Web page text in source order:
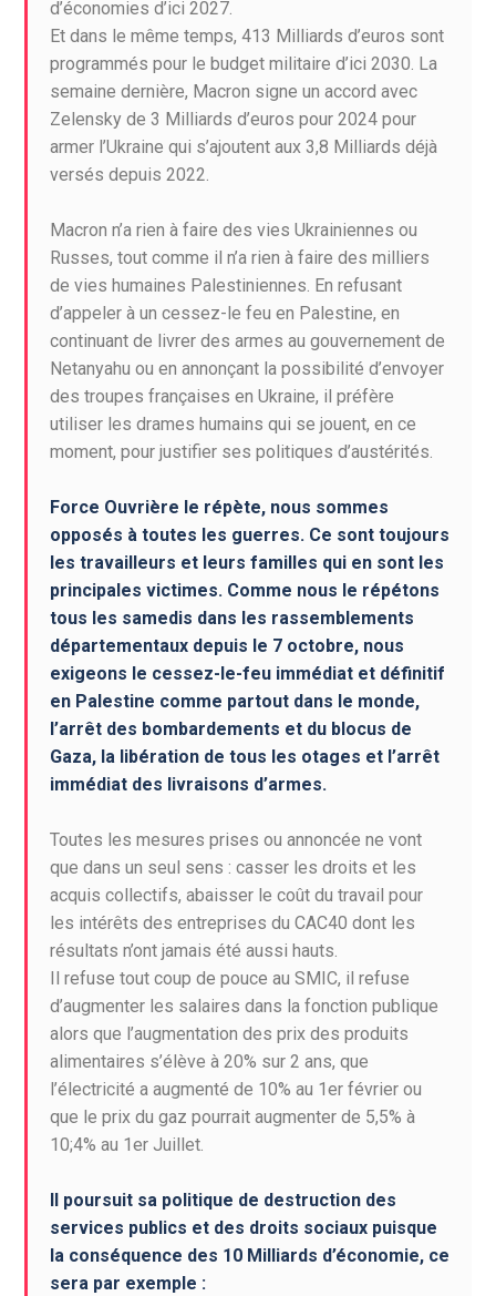
d’économies d’ici 2027.
Et dans le même temps, 413 Milliards d’euros sont
programmés pour le budget militaire d’ici 2030. La
semaine dernière, Macron signe un accord avec
Zelensky de 3 Milliards d’euros pour 2024 pour
armer l’Ukraine qui s’ajoutent aux 3,8 Milliards déjà
versés depuis 2022.
Macron n’a rien à faire des vies Ukrainiennes ou
Russes, tout comme il n’a rien à faire des milliers
de vies humaines Palestiniennes. En refusant
d’appeler à un cessez-le feu en Palestine, en
continuant de livrer des armes au gouvernement de
Netanyahu ou en annonçant la possibilité d’envoyer
des troupes françaises en Ukraine, il préfère
utiliser les drames humains qui se jouent, en ce
moment, pour justifier ses politiques d’austérités.
Force Ouvrière le répète, nous sommes
opposés à toutes les guerres. Ce sont toujours
les travailleurs et leurs familles qui en sont les
principales victimes. Comme nous le répétons
tous les samedis dans les rassemblements
départementaux depuis le 7 octobre, nous
exigeons le cessez-le-feu immédiat et définitif
en Palestine comme partout dans le monde,
l’arrêt des bombardements et du blocus de
Gaza, la libération de tous les otages et l’arrêt
immédiat des livraisons d’armes.
Toutes les mesures prises ou annoncée ne vont
que dans un seul sens : casser les droits et les
acquis collectifs, abaisser le coût du travail pour
les intérêts des entreprises du CAC40 dont les
résultats n’ont jamais été aussi hauts.
Il refuse tout coup de pouce au SMIC, il refuse
d’augmenter les salaires dans la fonction publique
alors que l’augmentation des prix des produits
alimentaires s’élève à 20% sur 2 ans, que
l’électricité a augmenté de 10% au 1er février ou
que le prix du gaz pourrait augmenter de 5,5% à
10;4% au 1er Juillet.
Il poursuit sa politique de destruction des
services publics et des droits sociaux puisque
la conséquence des 10 Milliards d’économie, ce
sera par exemple :